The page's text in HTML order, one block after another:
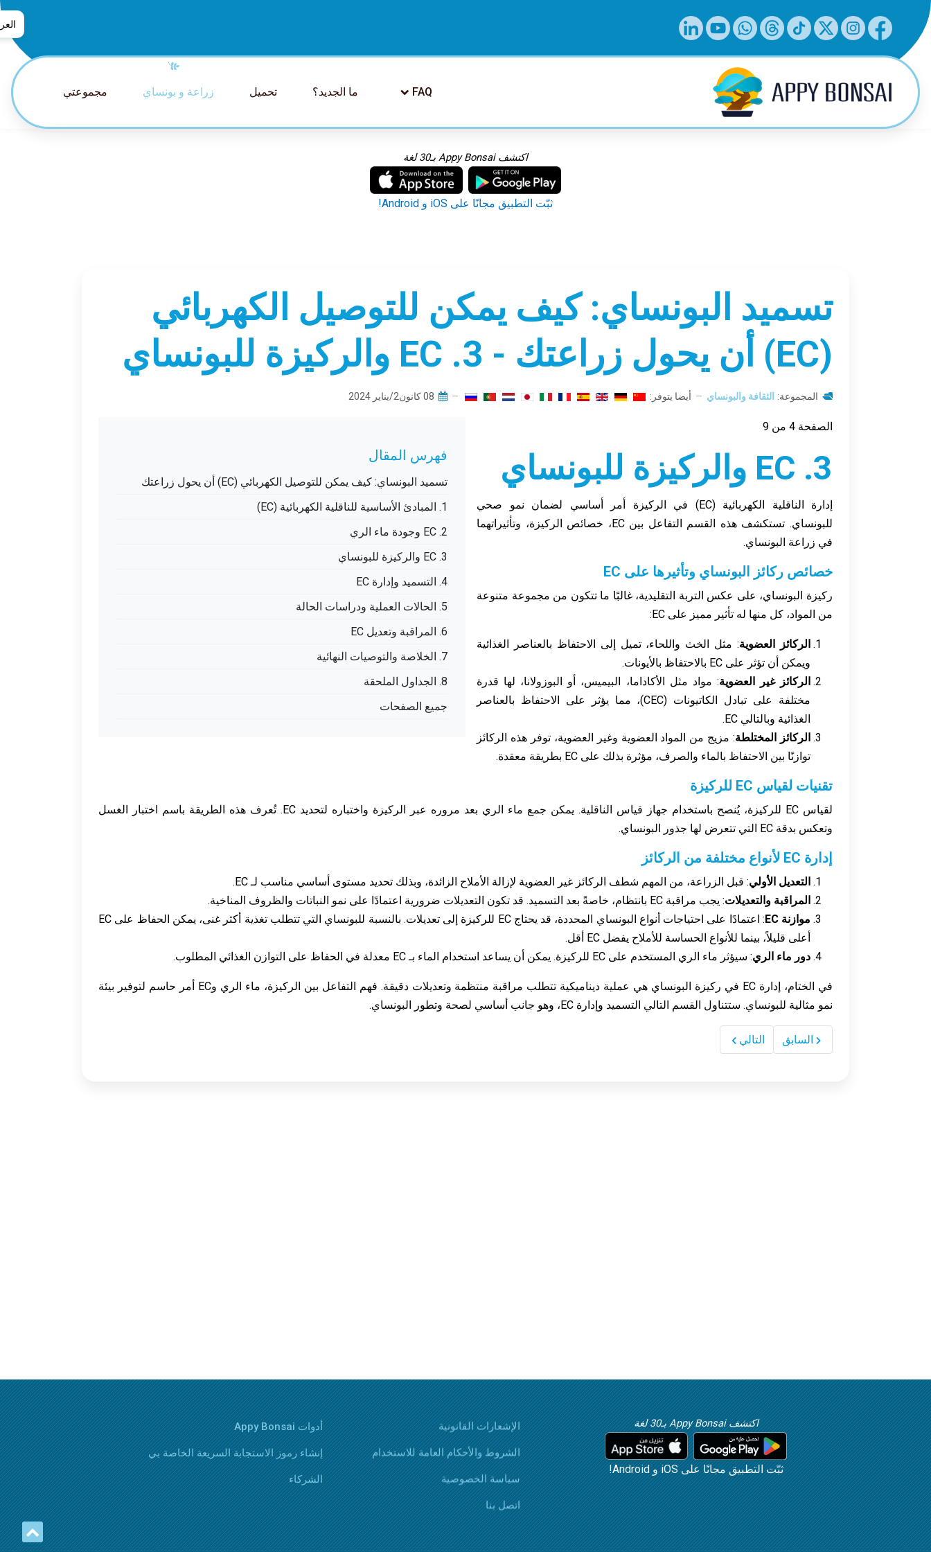
话
FAQ ما الجديد؟ تحميل زراعة و بونساي مجموعتي
اكتشف Appy Bonsai بـ30 لغة
ثبّت التطبيق مجانًا على iOS و Android!
تسميد البونساي: كيف يمكن للتوصيل الكهربائي
(EC) أن يحول زراعتك - 3. EC والركيزة للبونساي
المجموعة: الثقافة والبونساي أيضا يتوفر: 08 كانون2/يناير 2024
فهرس المقال
تسميد البونساي: كيف يمكن للتوصيل الكهربائي (EC) أن يحول زراعتك
1. المبادئ الأساسية للناقلية الكهربائية (EC)
2. EC وجودة ماء الري
3. EC والركيزة للبونساي
4. التسميد وإدارة EC
5. الحالات العملية ودراسات الحالة
6. المراقبة وتعديل EC
7. الخلاصة والتوصيات النهائية
8. الجداول الملحقة
جميع الصفحات
الصفحة 4 من 9
3. EC والركيزة للبونساي
إدارة الناقلية الكهربائية (EC) في الركيزة أمر أساسي لضمان نمو صحي
للبونساي. تستكشف هذه القسم التفاعل بين EC، خصائص الركيزة، وتأثيراتهما
في زراعة البونساي.
خصائص ركائز البونساي وتأثيرها على EC
ركيزة البونساي، على عكس التربة التقليدية، غالبًا ما تتكون من مجموعة متنوعة
من المواد، كل منها له تأثير مميز على EC:
الركائز العضوية: مثل الخث واللحاء، تميل إلى الاحتفاظ بالعناصر الغذائية
ويمكن أن تؤثر على EC بالاحتفاظ بالأيونات.
الركائز غير العضوية: مواد مثل الأكاداما، البيميس، أو البوزولانا، لها قدرة
مختلفة على تبادل الكاتيونات (CEC)، مما يؤثر على الاحتفاظ بالعناصر
الغذائية وبالتالي EC.
الركائز المختلطة: مزيج من المواد العضوية وغير العضوية، توفر هذه الركائز
توازنًا بين الاحتفاظ بالماء والصرف، مؤثرة بذلك على EC بطريقة معقدة.
تقنيات لقياس EC للركيزة
لقياس EC للركيزة، يُنصح باستخدام جهاز قياس الناقلية. يمكن جمع ماء الري بعد مروره عبر الركيزة واختباره لتحديد EC. تُعرف هذه الطريقة باسم اختبار الغسل
وتعكس بدقة EC التي تتعرض لها جذور البونساي.
إدارة EC لأنواع مختلفة من الركائز
التعديل الأولي: قبل الزراعة، من المهم شطف الركائز غير العضوية لإزالة الأملاح الزائدة، وبذلك تحديد مستوى أساسي مناسب لـ EC.
المراقبة والتعديلات: يجب مراقبة EC بانتظام، خاصةً بعد التسميد. قد تكون التعديلات ضرورية اعتمادًا على نمو النباتات والظروف المناخية.
موازنة EC
: اعتمادًا على احتياجات أنواع البونساي المحددة، قد يحتاج EC للركيزة إلى تعديلات. بالنسبة للبونساي التي تتطلب تغذية أكثر غنى، يمكن الحفاظ على EC
أعلى قليلاً، بينما للأنواع الحساسة للأملاح يفضل EC أقل.
دور ماء الري: سيؤثر ماء الري المستخدم على EC للركيزة. يمكن أن يساعد استخدام الماء بـ EC معدلة في الحفاظ على التوازن الغذائي المطلوب.
في الختام، إدارة EC في ركيزة البونساي هي عملية ديناميكية تتطلب مراقبة منتظمة وتعديلات دقيقة. فهم التفاعل بين الركيزة، ماء الري وEC أمر حاسم لتوفير بيئة
نمو مثالية للبونساي. ستتناول القسم التالي التسميد وإدارة EC، وهو جانب أساسي لصحة وتطور البونساي.
السابق التالي
اكتشف Appy Bonsai بـ30 لغة
ثبّت التطبيق مجانًا على iOS و Android!
الإشعارات القانونية
الشروط والأحكام العامة للاستخدام
سياسة الخصوصية
اتصل بنا
أدوات Appy Bonsai
إنشاء رموز الاستجابة السريعة الخاصة بي
الشركاء